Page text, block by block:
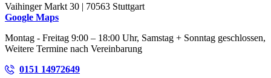
Vaihinger Markt 30 | 70563 Stuttgart
Google Maps
Montag - Freitag 9:00 – 18:00 Uhr, Samstag + Sonntag geschlossen,
Weitere Termine nach Vereinbarung
0151 14972649